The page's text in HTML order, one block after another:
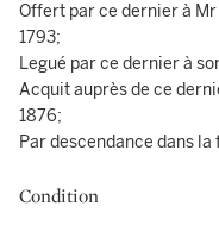
Offert par ce dernier à
1793;
Legué par ce dernier à
Acquit auprès de ce
1876;
Par descendance dans
Condition